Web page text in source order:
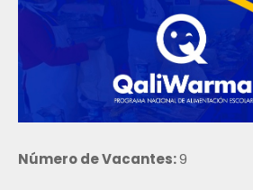
Número de Vacantes:9